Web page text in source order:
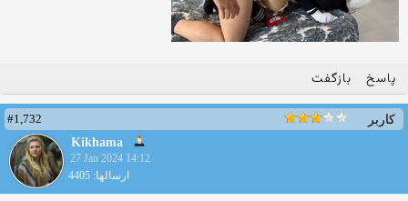
پاسخ بازگفت
کاربر
#1,732
Kikhama
27 Jan 2024 14:12
ارسالها: 4405